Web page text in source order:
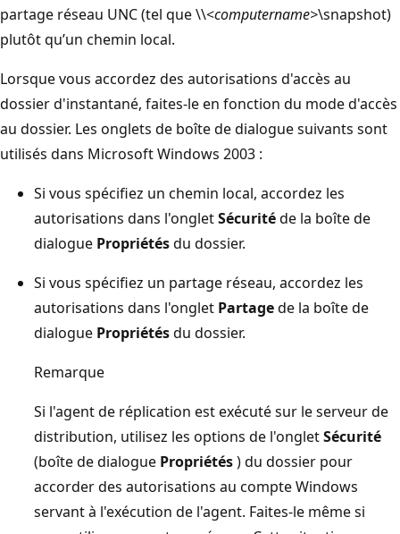
partage réseau UNC (tel que \\<computername>\snapshot)
plutôt qu’un chemin local.
Lorsque vous accordez des autorisations d'accès au
dossier d'instantané, faites-le en fonction du mode d'accès
au dossier. Les onglets de boîte de dialogue suivants sont
utilisés dans Microsoft Windows 2003 :
Si vous spécifiez un chemin local, accordez les
autorisations dans l'ongletSécuritéde la boîte de
dialogue Propriétésdu dossier.
Si vous spécifiez un partage réseau, accordez les
autorisations dans l'onglet Partagede la boîte de
dialogue Propriétésdu dossier.
Remarque
Si l'agent de réplication est exécuté sur le serveur de
distribution, utilisez les options de l'ongletSécurité
(boîte de dialogue Propriétés) du dossier pour
accorder des autorisations au compte Windows
servant à l'exécution de l'agent. Faites-le même si